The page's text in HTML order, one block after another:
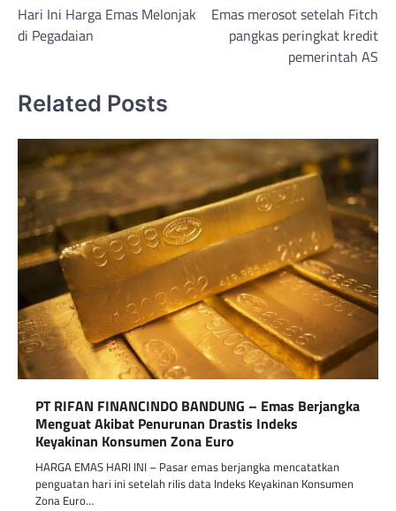
navigation
Hari Ini Harga Emas Melonjak
di Pegadaian
Emas merosot setelah Fitch
pangkas peringkat kredit
pemerintah AS
Related Posts
PT RIFAN FINANCINDO BANDUNG – Emas Berjangka
Menguat Akibat Penurunan Drastis Indeks
Keyakinan Konsumen Zona Euro
HARGA EMAS HARI INI – Pasar emas berjangka mencatatkan
penguatan hari ini setelah rilis data Indeks Keyakinan Konsumen
Zona Euro…